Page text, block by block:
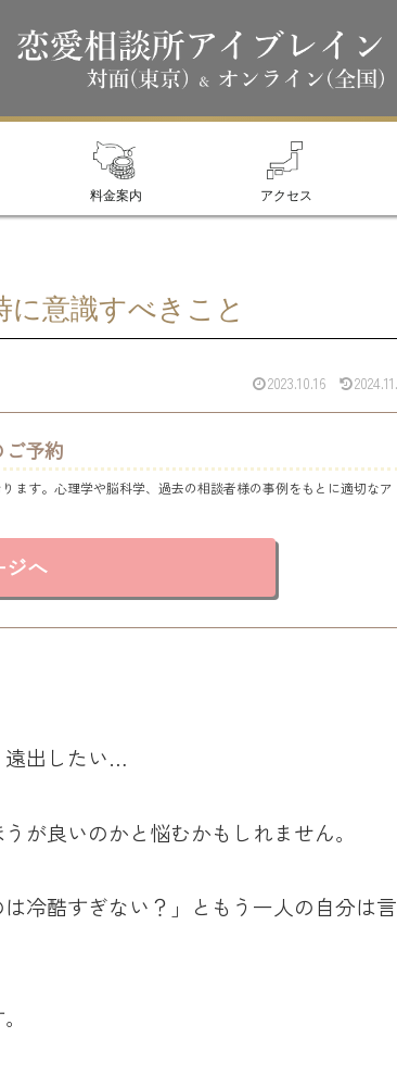
料金案内 アクセス
意識すべきこと
2023.10.16
予約
ます。心理学や脳科学、過去の相談者様の事例をもとに適切なア
ジへ
遠出したい…
が良いのかと悩むかもしれません。
冷酷すぎない？」ともう一人の自分は